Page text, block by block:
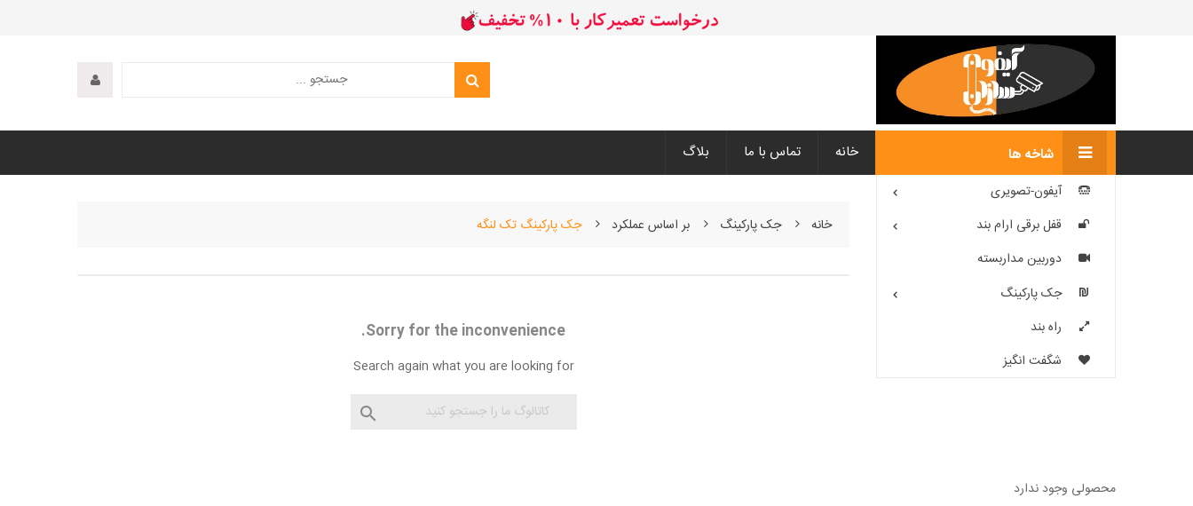
شاخه ها خانه تماس با ما بلاگ
آیفون-تصویری
قفل برقی ارام بند
دوربین مداربسته
جک پارکینگ
راه بند
شگفت انگیز
محصولی وجود ندارد
خانه جک پارکینگ بر اساس عملکرد جک پارکینگ تک لنگه
Sorry for the inconvenience.
Search again what you are looking for
